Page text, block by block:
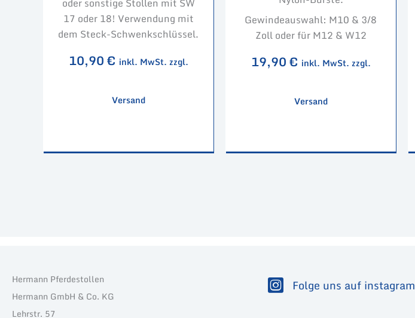
oder sonstige Stollen mit SW
17 oder 18! Verwendung mit
dem Steck-Schwenkschlüssel.
10,90€ inkl. MwSt. zzgl.
Versand
Gewindeauswahl: M10 & 3/8
Zoll oder für M12 & W12
19,90€ inkl. MwSt. zzgl.
Versand
Hermann Pferdestollen
Hermann GmbH & Co. KG
Lehrstr. 57
Folge uns auf instagram